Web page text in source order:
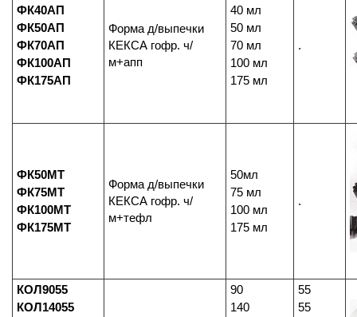
ФК40АП
ФК50АП
ФК70АП
ФК100АП
ФК175АП
Форма д/выпечки
КЕКСА гофр. ч/
м+апп
40 мл
50 мл
70 мл
100 мл
175 мл
.
ФК50МТ
ФК75МТ
ФК100МТ
ФК175МТ
Форма д/выпечки
КЕКСА гофр. ч/
м+тефл
50мл
75 мл
100 мл
175 мл
.
КОЛ9055
КОЛ14055
90
140
55
55